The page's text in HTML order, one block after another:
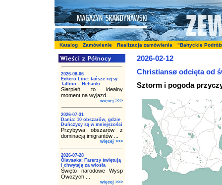
Katalog Zamówienie Realizacja zamówienia "Bałtyckie
2026-08-06
Eckerö Line: tańsze rejsy
Tallinn – Helsinki
Sierpień to idealny
moment na wyjazd ...
więcej >>>
2026-07-31
Dania: 10 obszarów, gdzie
Duńczycy są w mniejszości
Przybywa obszarów z
dominacją imigrantów ...
więcej >>>
2026-07-28
Ólavsøka: Farerzy świętują
i chwytają za wiosła
Święto narodowe Wysp
Owczych ...
więcej >>>
2026-02-12
Christiansø odcięta od
Sztorm i pogoda